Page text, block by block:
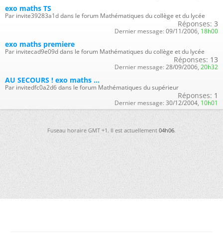
exo maths TS
Par invite39283a1d dans le forum Mathématiques du collège et du lycée
Réponses: 3
Dernier message: 09/11/2006, 18h00
exo maths premiere
Par invitecad9e09d dans le forum Mathématiques du collège et du lycée
Réponses: 13
Dernier message: 28/09/2006, 20h32
AU SECOURS ! exo maths ...
Par invitedfc0a2d6 dans le forum Mathématiques du supérieur
Réponses: 1
Dernier message: 30/12/2004, 10h01
Fuseau horaire GMT +1. Il est actuellement04h06.